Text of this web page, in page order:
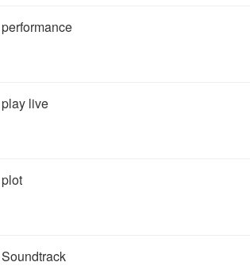
performance
play live
plot
Soundtrack